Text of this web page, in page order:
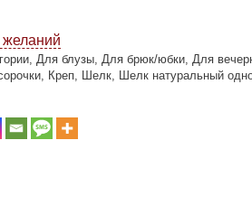
желаний
, Для блузы, Для брюк/юбки, Для
, Креп, Шелк, Шелк натуральный